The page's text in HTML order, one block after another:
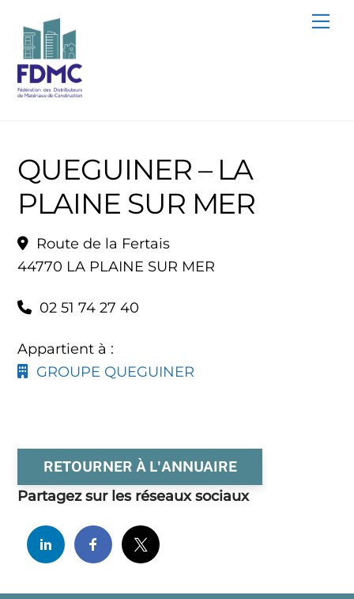
content
QUEGUINER – LA
PLAINE SUR MER
Route de la Fertais
44770 LA PLAINE SUR MER
02 51 74 27 40
Appartient à :
GROUPE QUEGUINER
RETOURNER À L'ANNUAIRE
Partagez sur les réseaux sociaux